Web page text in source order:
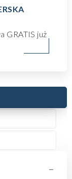
GRATIS już
-